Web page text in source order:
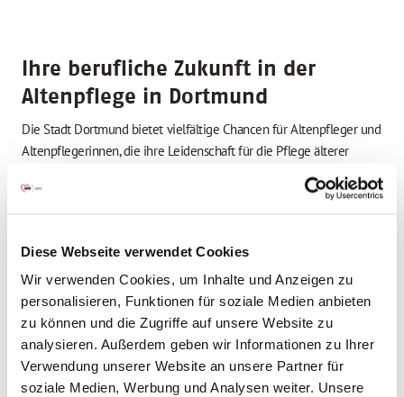
Diese Webseite verwendet Cookies
Wir verwenden Cookies, um Inhalte und Anzeigen zu
personalisieren, Funktionen für soziale Medien anbieten
zu können und die Zugriffe auf unsere Website zu
analysieren. Außerdem geben wir Informationen zu Ihrer
Verwendung unserer Website an unsere Partner für
soziale Medien, Werbung und Analysen weiter. Unsere
Ihre berufliche Zukunft in der
Altenpflege in Dortmund
Die Stadt Dortmund bietet vielfältige Chancen für Altenpfleger und
Altenpflegerinnen, die ihre Leidenschaft für die Pflege älterer
Menschen in einem dynamischen Umfeld ausleben möchten. Als
Altenpfleger in Dortmund haben Sie die Möglichkeit, einen
erfüllenden Arbeitsalltag zu gestalten und gleichzeitig die
unterstützen.
Altenpflege Jobs in Dortmund: Wo
werden Altenpfleger gesucht?
In Dortmund gibt es eine wachsende Nachfrage nach qualifizierten